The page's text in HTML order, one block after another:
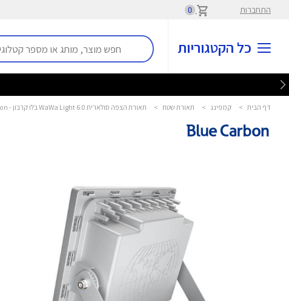
התחברות 0
כל הקטגוריות
דף הבית > קמפינג > תאורת שטח > תאורת הצפה סולארית WaWa Light 6.0 בלו קרבון - Blue Carbon